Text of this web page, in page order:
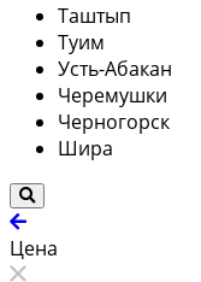
Таштып
Туим
Усть-Абакан
Черемушки
Черногорск
Шира
Цена